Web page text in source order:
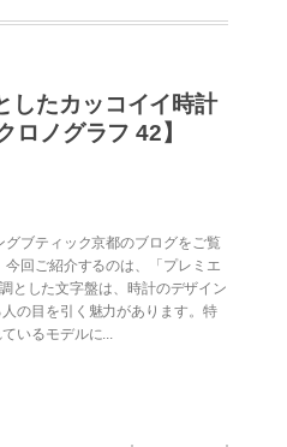
したカッコイイ時計
ロノグラフ 42】
ブティック京都のブログをご覧
回ご紹介するのは、「プレミエ
とした文字盤は、時計のデザイン
の目を引く魅力があります。特
いるモデルに...